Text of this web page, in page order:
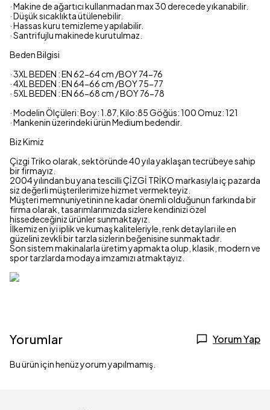
· Makine de ağartıcı kullanmadan max 30 derecede yıkanabilir.
· Düşük sıcaklıkta ütülenebilir.
· Hassas kuru temizleme yapılabilir.
· Santrifujlu makinede kurutulmaz.
Beden Bilgisi
· 3XL BEDEN : EN 62-64 cm /BOY 74-76
· 4XL BEDEN : EN 64-66 cm /BOY 75-77
· 5XL BEDEN : EN 66-68 cm / BOY 76-78
· Modelin Ölçüleri: Boy: 1.87, Kilo:85 Göğüs: 100 Omuz: 121
· Mankenin üzerindeki ürün Medium bedendir.
Biz Kimiz
Çizgi Triko olarak, sektöründe 40 yıla yaklaşan tecrübeye sahip
bir firmayız.
2004 yılından bu yana tescilli ÇİZGİ TRİKO markasıyla iç pazarda
siz değerli müşterilerimize hizmet vermekteyiz.
Müşteri memnuniyetinin ne kadar önemli olduğunun farkında bir
firma olarak, tasarımlarımızda sizlere kendinizi özel
hissedeceğiniz ürünler sunmaktayız.
İlkemiz en iyi iplik ve kumaş kaliteleriyle, renk detayları ile en
güzelini zevkli bir tarzla sizlerin beğenisine sunmaktadır.
Son sistem makinalarla üretim yapmakta olup, klasik, modern ve
spor tarzlarda modaya imzamızı atmaktayız.
Yorumlar Yorum Yap
Bu ürün için henüz yorum yapılmamış.